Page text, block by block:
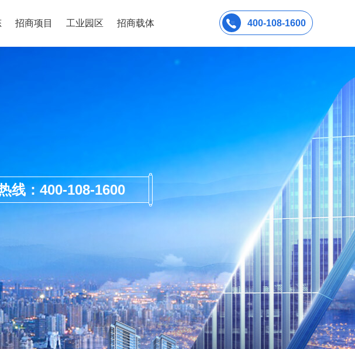
招商项目 工业园区 招商载体 400-108-1600
线：400-108-1600